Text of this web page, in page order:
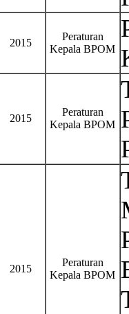
2015
Peraturan
Kepala BPOM
2015
Peraturan
Kepala BPOM
2015
Peraturan
Kepala BPOM